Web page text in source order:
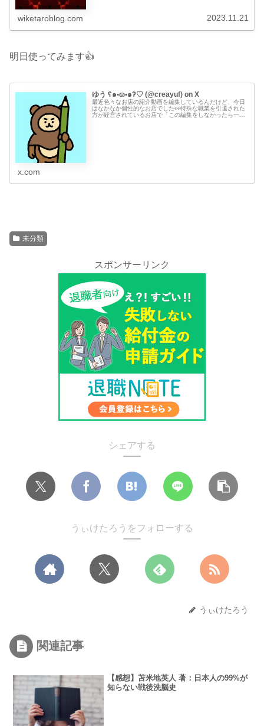
wiketaroblog.com 2023.11.21
明日使ってみます👍
ゆう ʕ๑•ɷ•๑ʔ♡ (@creayuf) on X
最近色々なお店の紹介動画を編集しているんだけど、今日
はなかなか個性的なお店でした👀特殊な職業を引退された
方が経営されているお店で「この編集をしなかったら一生
x.com
未分類
スポンサーリンク
シェアする
うぃけたろうをフォローする
うぃけたろう
関連記事
【感想】苫米地英人 著：日本人の99%が
知らない戦後洗脳史